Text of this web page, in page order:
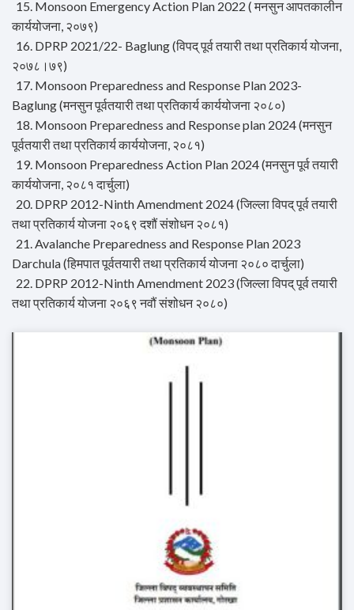
15. Monsoon Emergency Action Plan 2022 ( मनसुन आपतकालीन
कार्ययोजना, २०७९)
16. DPRP 2021/22- Baglung (विपद् पूर्व तयारी तथा प्रतिकार्य योजना,
२०७८।७९)
17. Monsoon Preparedness and Response Plan 2023-
Baglung (मनसुन पूर्वतयारी तथा प्रतिकार्य कार्ययोजना २०८०)
18. Monsoon Preparedness and Response plan 2024 (मनसुन
पूर्वतयारी तथा प्रतिकार्य कार्ययोजना, २०८१)
19. Monsoon Preparedness Action Plan 2024 (मनसुन पूर्व तयारी
कार्ययोजना, २०८१ दार्चुला)
20. DPRP 2012-Ninth Amendment 2024 (जिल्ला विपद् पूर्व तयारी
तथा प्रतिकार्य योजना २०६९ दशौं संशोधन २०८१)
21. Avalanche Preparedness and Response Plan 2023
Darchula (हिमपात पूर्वतयारी तथा प्रतिकार्य योजना २०८० दार्चुला)
22. DPRP 2012-Ninth Amendment 2023 (जिल्ला विपद् पूर्व तयारी
तथा प्रतिकार्य योजना २०६९ नवौं संशोधन २०८०)